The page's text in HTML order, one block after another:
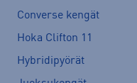
Converse kengät
Hoka Clifton 11
Hybridipyörät